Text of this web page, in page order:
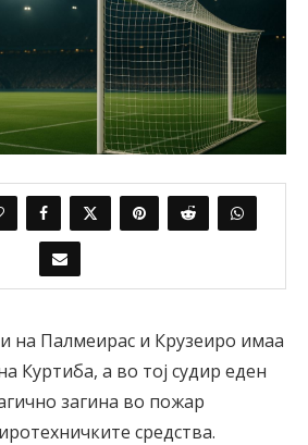
на Палмеирас и Крузеиро имаа
Куртиба, а во тој судир еден
загина во пожар
средства.